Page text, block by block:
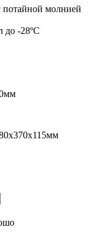
молнией
до -28ºС